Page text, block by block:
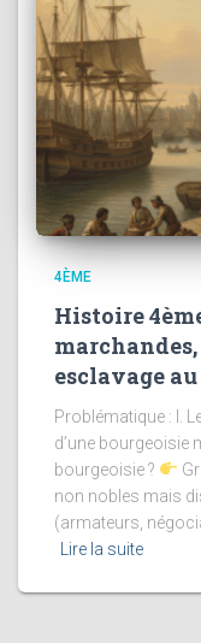
4ÈME
Histoire
esclavage
Problématique : I.
d’une bourgeoisie
bourgeoisie ?
non nobles mais
(armateurs,
Lire la suite